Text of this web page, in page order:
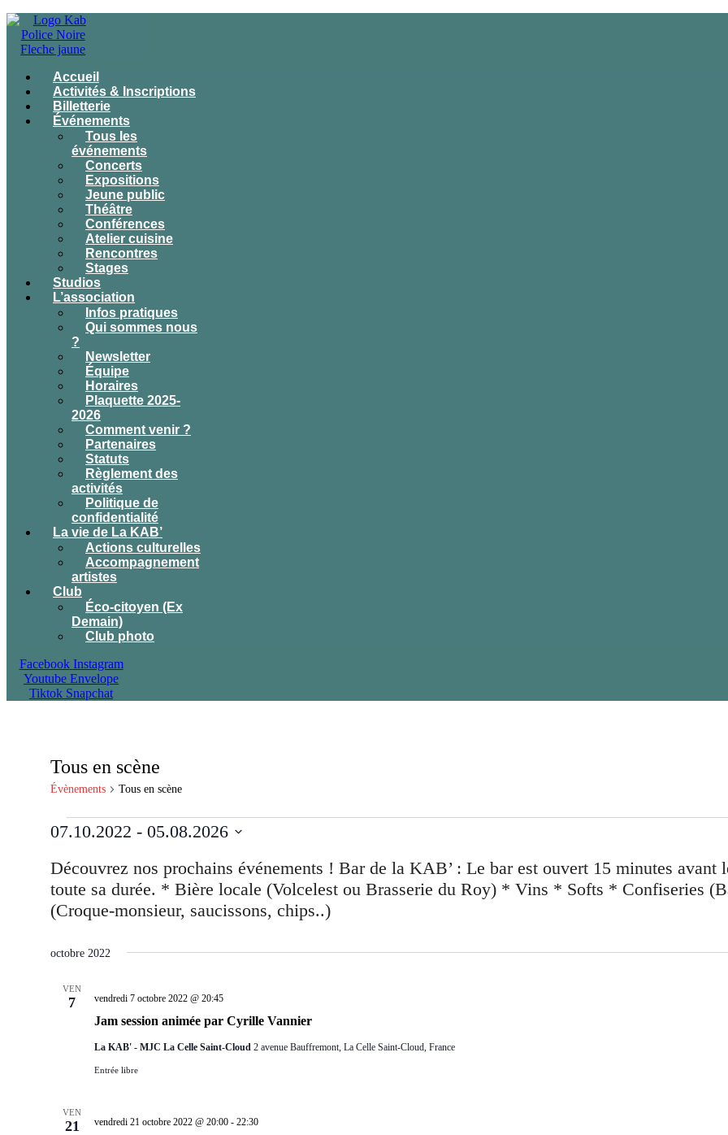
Accueil
Activités & Inscriptions
Billetterie
Événements
Tous les
événements
Concerts
Expositions
Jeune public
Théâtre
Conférences
Atelier cuisine
Rencontres
Stages
Studios
L’association
Infos pratiques
Qui sommes nous
?
Newsletter
Équipe
Horaires
Plaquette 2025-
2026
Comment venir ?
Partenaires
Statuts
Règlement des
activités
Politique de
confidentialité
La vie de La KAB’
Actions culturelles
Accompagnement
artistes
Club
Éco-citoyen (Ex
Demain)
Club photo
Facebook Instagram
Youtube Envelope
Tiktok Snapchat
Tous en scène
Évènements Tous en scène
Évènements
07.10.2022 - 05.08.2026
une
octobre 2022
VEN
7
Jam session animée par Cyrille Vannier
vendredi 7 octobre 2022 @ 20:45
La KAB' - MJC La Celle Saint-Cloud 2 avenue Bauffremont, La Celle Saint-Cloud, France
Entrée libre
VEN
21 vendredi 21 octobre 2022 @ 20:00- 22:30